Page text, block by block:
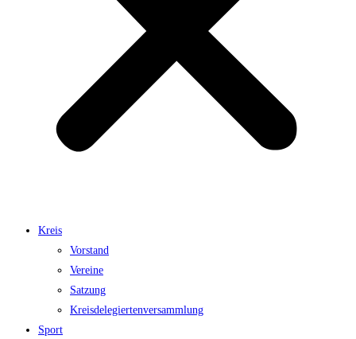
Kreis
Vorstand
Vereine
Satzung
Kreisdelegiertenversammlung
Sport